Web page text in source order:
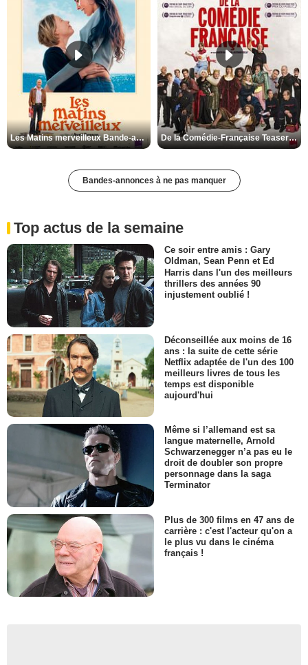
Les Matins merveilleux Bande-annonce VF De la Comédie-Française Teaser VF
Bandes-annonces à ne pas manquer
Top actus de la semaine
Ce soir entre amis : Gary
Oldman, Sean Penn et Ed
Harris dans l'un des meilleurs
thrillers des années 90
injustement oublié !
Déconseillée aux moins de 16
ans : la suite de cette série
Netflix adaptée de l'un des 100
meilleurs livres de tous les
temps est disponible
aujourd'hui
Même si l’allemand est sa
langue maternelle, Arnold
Schwarzenegger n’a pas eu le
droit de doubler son propre
personnage dans la saga
Terminator
Plus de 300 films en 47 ans de
carrière : c'est l'acteur qu'on a
le plus vu dans le cinéma
français !